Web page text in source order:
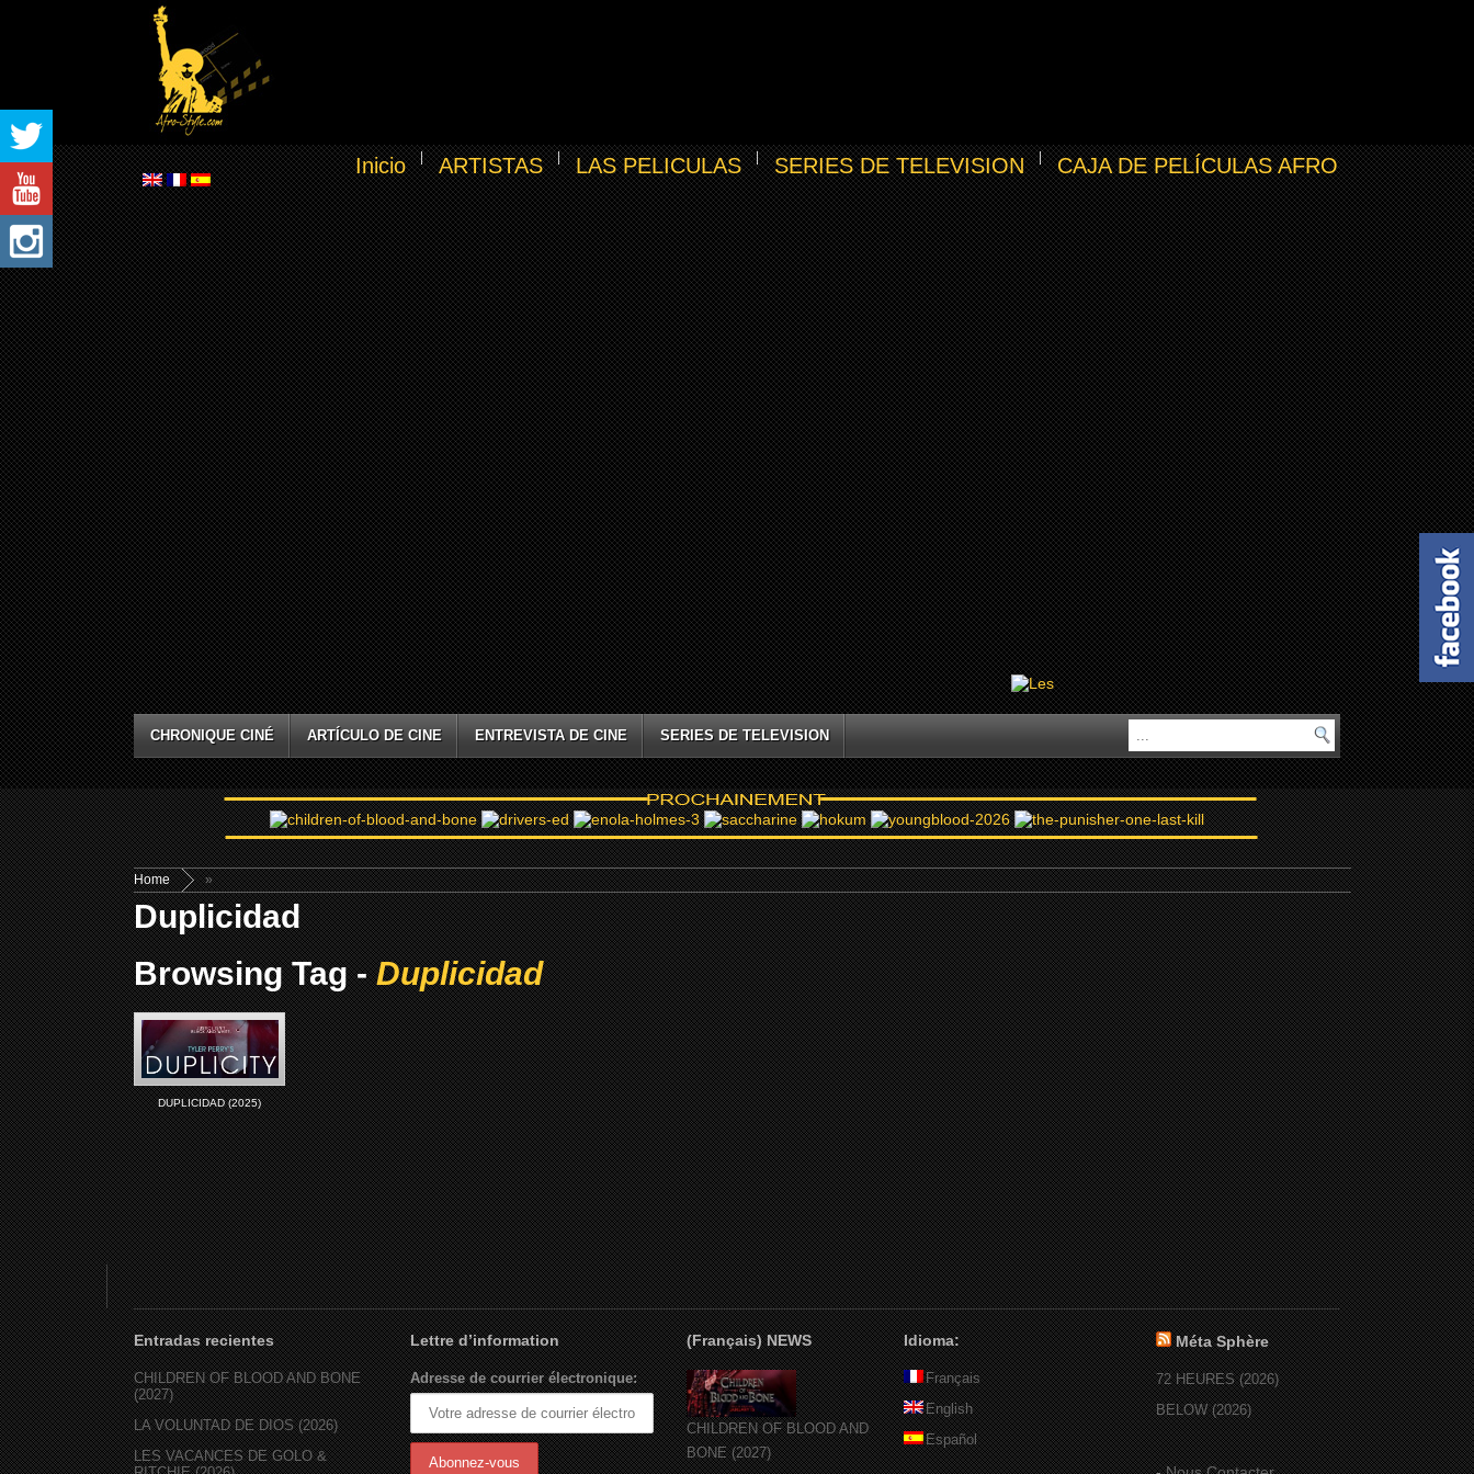
Inicio ARTISTAS LAS PELICULAS SERIES DE TELEVISION CAJA DE PELÍCULAS AFRO
CHRONIQUE CINÉ ARTÍCULO DE CINE ENTREVISTA DE CINE SERIES DE TELEVISION
Home »
Duplicidad
Browsing Tag -Duplicidad
DUPLICIDAD (2025)
Entradas recientes
CHILDREN OF BLOOD AND BONE
(2027)
LA VOLUNTAD DE DIOS (2026)
LES VACANCES DE GOLO &
Lettre d’information
Adresse de courrier électronique:
(Français) NEWS
CHILDREN OF BLOOD AND
BONE (2027)
Idioma:
Français
English
Español
Méta Sphère
72 HEURES (2026)
BELOW (2026)